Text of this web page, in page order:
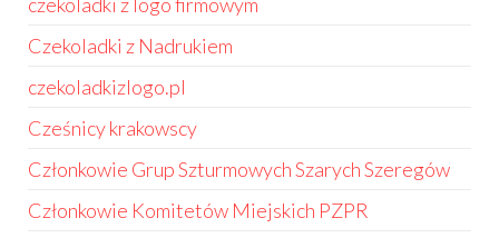
Czekoladki z Nadrukiem
czekoladkizlogo.pl
Cześnicy krakowscy
Członkowie Grup Szturmowych Szarych Szeregów
Członkowie Komitetów Miejskich PZPR